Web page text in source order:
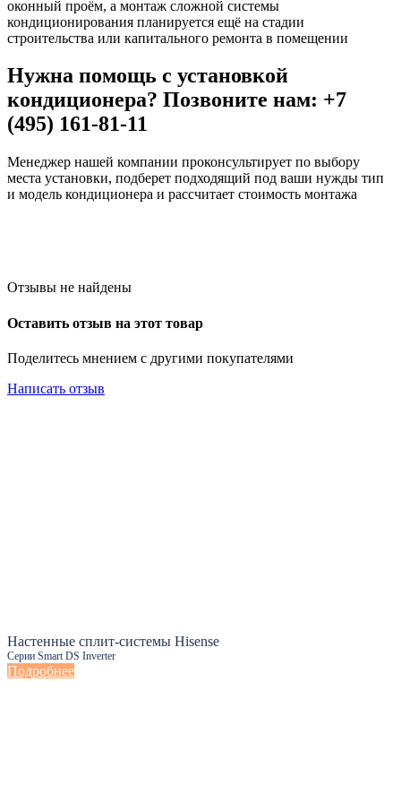
оконный проём, а монтаж сложной системы
кондиционирования планируется ещё на стадии
строительства или капитального ремонта в помещении
Нужна помощь с установкой
кондиционера? Позвоните нам: +7
(495) 161-81-11
Менеджер нашей компании проконсультирует по выбору
места установки, подберет подходящий под ваши нужды тип
и модель кондиционера и рассчитает стоимость монтажа
Отзывы не найдены
Оставить отзыв на этот товар
Поделитесь мнением с другими покупателями
Написать отзыв
Настенные сплит-системы Hisense
Серии Smart DS Inverter
Подробнее